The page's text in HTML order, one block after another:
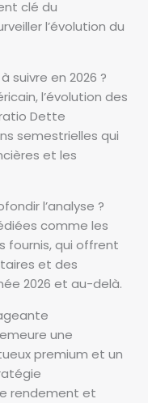
clé du
l’évolution du
suivre en 2026 ?
l’évolution des
Dette
semestrielles qui
et les
l’analyse ?
comme les
fournis, qui offrent
et des
2026 et au-delà.
une
premium et un
rendement et